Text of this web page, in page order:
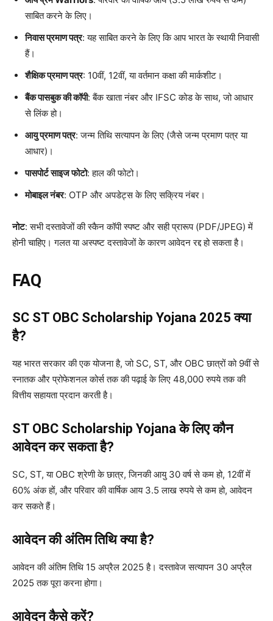
साबित करने के लिए।
निवास प्रमाण पत्र: यह साबित करने के लिए कि आप भारत के स्थायी निवासी
हैं।
शैक्षिक प्रमाण पत्र: 10वीं, 12वीं, या वर्तमान कक्षा की मार्कशीट।
बैंक पासबुक की कॉपी: बैंक खाता नंबर और IFSC कोड के साथ, जो आधार
से लिंक हो।
आयु प्रमाण पत्र: जन्म तिथि सत्यापन के लिए (जैसे जन्म प्रमाण पत्र या
आधार)।
पासपोर्ट साइज फोटो: हाल की फोटो।
मोबाइल नंबर: OTP और अपडेट्स के लिए सक्रिय नंबर।
नोट: सभी दस्तावेजों की स्कैन कॉपी स्पष्ट और सही प्रारूप (PDF/JPEG) में
होनी चाहिए। गलत या अस्पष्ट दस्तावेजों के कारण आवेदन रद्द हो सकता है।
FAQ
SC ST OBC Scholarship Yojana 2025 क्या
है?
यह भारत सरकार की एक योजना है, जो SC, ST, और OBC छात्रों को 9वीं से
स्नातक और प्रोफेशनल कोर्स तक की पढ़ाई के लिए 48,000 रुपये तक की
वित्तीय सहायता प्रदान करती है।
ST OBC Scholarship Yojana के लिए कौन
आवेदन कर सकता है?
SC, ST, या OBC श्रेणी के छात्र, जिनकी आयु 30 वर्ष से कम हो, 12वीं में
60% अंक हों, और परिवार की वार्षिक आय 3.5 लाख रुपये से कम हो, आवेदन
कर सकते हैं।
आवेदन की अंतिम तिथि क्या है?
आवेदन की अंतिम तिथि 15 अप्रैल 2025 है। दस्तावेज सत्यापन 30 अप्रैल
2025 तक पूरा करना होगा।
आवेदन कैसे करें?